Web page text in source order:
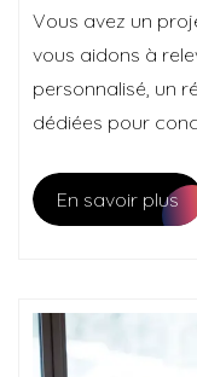
Vous avez un
vous aidons à
personnalisé, un
dédiées pour
En savoir plus